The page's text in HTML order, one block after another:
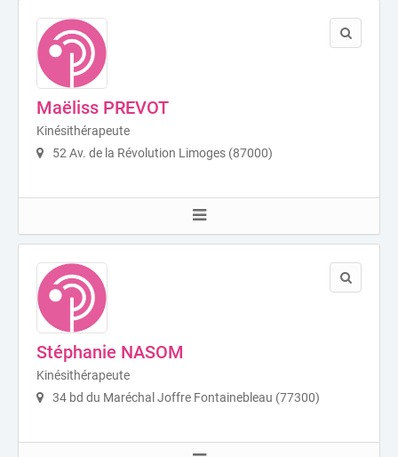
Maëliss PREVOT
Kinésithérapeute
52 Av. de la Révolution Limoges (87000)
Stéphanie NASOM
Kinésithérapeute
34 bd du Maréchal Joffre Fontainebleau (77300)